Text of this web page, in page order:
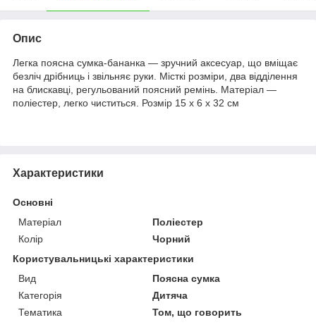
Опис
Легка поясна сумка-бананка — зручний аксесуар, що вміщає
безліч дрібниць і звільняє руки. Місткі розміри, два відділення
на блискавці, регульований поясний ремінь. Матеріал —
поліестер, легко чиститься. Розмір 15 х 6 х 32 см
Характеристики
Основні
Матеріал
Поліестер
Колір
Чорний
Користувальницькі характеристики
Вид
Поясна сумка
Категорія
Дитяча
Тематика
Том, що говорить